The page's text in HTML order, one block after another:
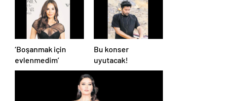
‘Boşanmak için
evlenmedim’
Bu konser
uyutacak!